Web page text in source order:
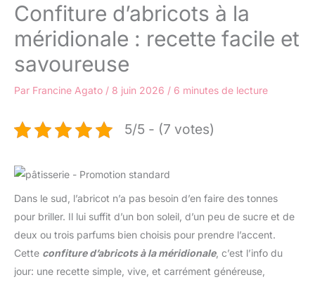
Confiture d’abricots à la
méridionale : recette facile et
savoureuse
Par Francine Agato / 8 juin 2026 / 6 minutes de lecture
5/5 - (7 votes)
Dans le sud, l’abricot n’a pas besoin d’en faire des tonnes
pour briller. Il lui suffit d’un bon soleil, d’un peu de sucre et de
deux ou trois parfums bien choisis pour prendre l’accent.
Cette confiture d’abricots à la méridionale, c’est l’info du
jour: une recette simple, vive, et carrément généreuse,